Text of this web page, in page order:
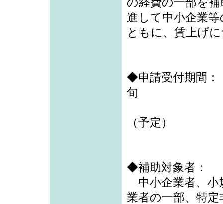
進して中小企業
ともに、賃上げ
◆申請受付期間：
旬
（予定）
◆補助対象者：
中小企業者、小
業者の一部、特